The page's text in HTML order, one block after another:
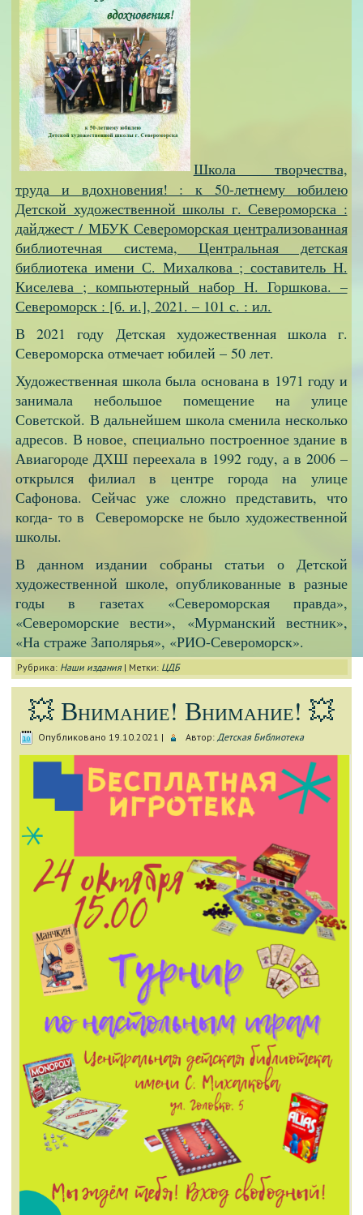
Школа творчества,
труда и вдохновения! : к 50-летнему юбилею
Детской художественной школы г. Североморска :
дайджест / МБУК Североморская централизованная
библиотечная система, Центральная детская
библиотека имени С. Михалкова ; составитель Н.
Киселева ; компьютерный набор Н. Горшкова. –
Североморск : [б. и.], 2021. – 101 с. : ил.
В 2021 году Детская художественная школа г.
Североморска отмечает юбилей – 50 лет.
Художественная школа была основана в 1971 году и
занимала небольшое помещение на улице
Советской. В дальнейшем школа сменила несколько
адресов. В новое, специально построенное здание в
Авиагороде ДХШ переехала в 1992 году, а в 2006 –
открылся филиал в центре города на улице
Сафонова. Сейчас уже сложно представить, что
когда- то в Североморске не было художественной
школы.
В данном издании собраны статьи о Детской
художественной школе, опубликованные в разные
годы в газетах «Североморская правда»,
«Североморские вести», «Мурманский вестник»,
«На страже Заполярья», «РИО-Североморск».
Рубрика: Наши издания| Метки: ЦДБ
💥 Внимание! Внимание! 💥
Опубликовано 19.10.2021 | Автор: Детская Библиотека